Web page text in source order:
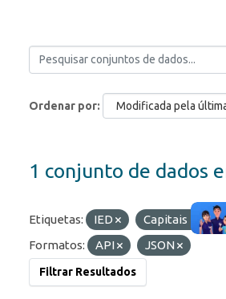
Ordenar por
1 conjunto de dados
Etiquetas: IED
Capitais
Formatos:
API JSON
Filtrar Resultados